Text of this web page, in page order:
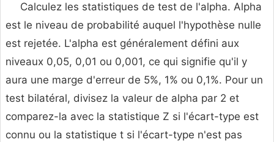
Calculez les statistiques de test de l'alpha. Alpha
est le niveau de probabilité auquel l'hypothèse nulle
est rejetée. L'alpha est généralement défini aux
niveaux 0,05, 0,01 ou 0,001, ce qui signifie qu'il y
aura une marge d'erreur de 5%, 1% ou 0,1%. Pour un
test bilatéral, divisez la valeur de alpha par 2 et
comparez-la avec la statistique Z si l'écart-type est
connu ou la statistique t si l'écart-type n'est pas